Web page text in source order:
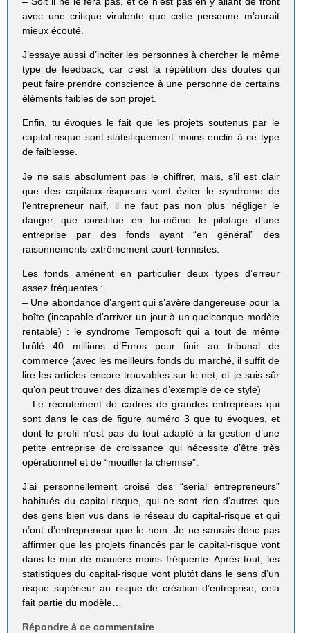
avec une critique virulente que cette personne m’aurait
mieux écouté.
J’essaye aussi d’inciter les personnes à chercher le même
type de feedback, car c’est la répétition des doutes qui
peut faire prendre conscience à une personne de certains
éléments faibles de son projet.
Enfin, tu évoques le fait que les projets soutenus par le
capital-risque sont statistiquement moins enclin à ce type
de faiblesse.
Je ne sais absolument pas le chiffrer, mais, s’il est clair
que des capitaux-risqueurs vont éviter le syndrome de
l’entrepreneur naïf, il ne faut pas non plus négliger le
danger que constitue en lui-même le pilotage d’une
entreprise par des fonds ayant “en général” des
raisonnements extrêmement court-termistes.
Les fonds amènent en particulier deux types d’erreur
assez fréquentes :
– Une abondance d’argent qui s’avère dangereuse pour la
boîte (incapable d’arriver un jour à un quelconque modèle
rentable) : le syndrome Temposoft qui a tout de même
brûlé 40 millions d’Euros pour finir au tribunal de
commerce (avec les meilleurs fonds du marché, il suffit de
lire les articles encore trouvables sur le net, et je suis sûr
qu’on peut trouver des dizaines d’exemple de ce style)
– Le recrutement de cadres de grandes entreprises qui
sont dans le cas de figure numéro 3 que tu évoques, et
dont le profil n’est pas du tout adapté à la gestion d’une
petite entreprise de croissance qui nécessite d’être très
opérationnel et de “mouiller la chemise”.
J’ai personnellement croisé des “serial entrepreneurs”
habitués du capital-risque, qui ne sont rien d’autres que
des gens bien vus dans le réseau du capital-risque et qui
n’ont d’entrepreneur que le nom. Je ne saurais donc pas
affirmer que les projets financés par le capital-risque vont
dans le mur de manière moins fréquente. Après tout, les
statistiques du capital-risque vont plutôt dans le sens d’un
risque supérieur au risque de création d’entreprise, cela
fait partie du modèle…
Répondre à ce commentaire